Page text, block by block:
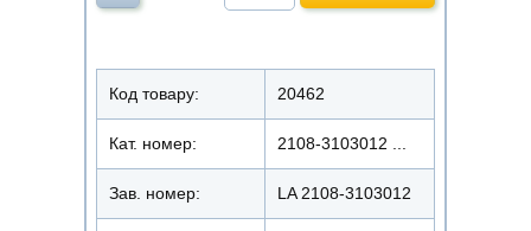
Код товару: 20462
Кат. номер: 2108-3103012 ...
Зав. номер: LA 2108-3103012